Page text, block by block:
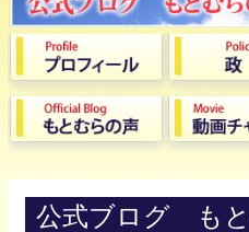
公式ブログ も